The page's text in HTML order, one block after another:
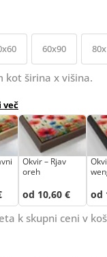
60x90
kot širina x višina.
več
Okvir – Rjav
oreh
od 10,60 € od
k skupni ceni v